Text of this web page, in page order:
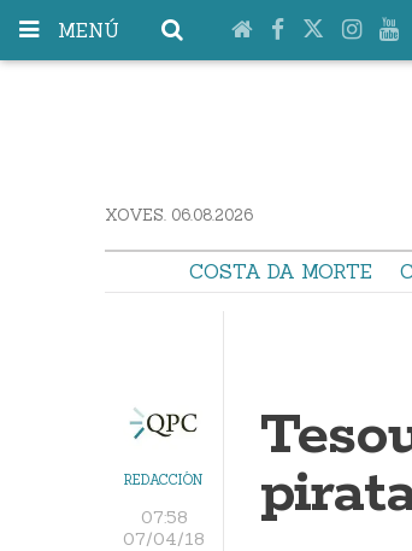
MENÚ
XOVES. 06.08.2026
COSTA DA MORTE
REDACCIÓN
07:58
07/04/18